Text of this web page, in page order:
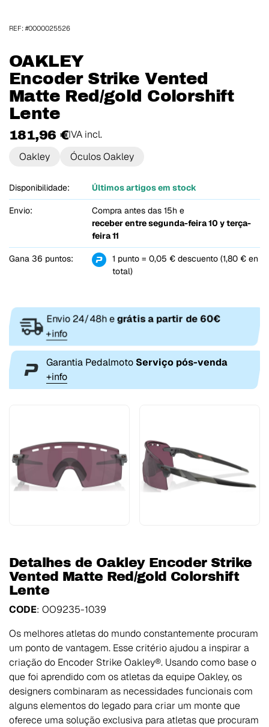
OAKLEY
Encoder Strike Vented
Matte Red/gold Colorshift
Lente
181,96 €IVA incl.
Oakley
Óculos Oakley
Disponibilidade: Últimos artigos em stock
Envio:
Compra antes das 15h e
receber entresegunda-feira 10 y terça-
feira 11
Gana 36 puntos:
1 punto = 0,05 € descuento (1,80 € en
total)
REF: #0000025526
Envio 24/48h egrátis a partir de 60€
+info
Garantia Pedalmoto Serviço pós-venda
+info
Detalhes de Oakley Encoder Strike
Vented Matte Red/gold Colorshift
Lente
CODE: OO9235-1039
Os melhores atletas do mundo constantemente procuram
um ponto de vantagem. Esse critério ajudou a inspirar a
criação do Encoder Strike Oakley®. Usando como base o
que foi aprendido com os atletas da equipe Oakley, os
designers combinaram as necessidades funcionais com
alguns elementos do legado para criar um monte que
oferece uma solução exclusiva para atletas que procuram